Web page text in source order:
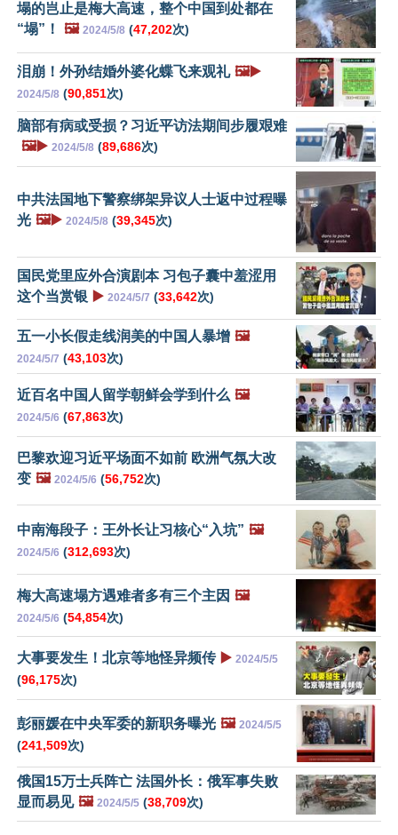
塌的岂止是梅大高速，整个中国到处都在
“塌”！
🖼️ 2024/5/8 (47,202次)
泪崩！外孙结婚外婆化蝶飞来观礼 🖼️▶️
2024/5/8 (90,851次)
脑部有病或受损？习近平访法期间步履艰难
🖼️▶️ 2024/5/8 (89,686次)
中共法国地下警察绑架异议人士返中过程曝
光 🖼️▶️ 2024/5/8 (39,345次)
国民党里应外合演剧本 习包子囊中羞涩用
这个当赏银 ▶️ 2024/5/7 (33,642次)
五一小长假走线润美的中国人暴增 🖼️
2024/5/7 (43,103次)
近百名中国人留学朝鲜会学到什么 🖼️
2024/5/6 (67,863次)
巴黎欢迎习近平场面不如前 欧洲气氛大改
变 🖼️ 2024/5/6 (56,752次)
中南海段子：王外长让习核心“入坑” 🖼️
2024/5/6 (312,693次)
梅大高速塌方遇难者多有三个主因 🖼️
2024/5/6 (54,854次)
大事要发生！北京等地怪异频传 ▶️ 2024/5/5
(96,175次)
彭丽媛在中央军委的新职务曝光 🖼️ 2024/5/5
(241,509次)
俄国15万士兵阵亡 法国外长：俄军事失败
显而易见 🖼️ 2024/5/5 (38,709次)